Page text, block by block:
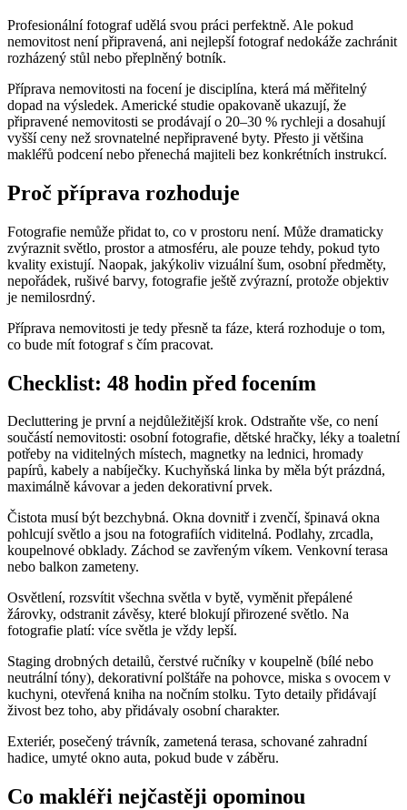
Profesionální fotograf udělá svou práci perfektně. Ale pokud
nemovitost není připravená, ani nejlepší fotograf nedokáže zachránit
rozházený stůl nebo přeplněný botník.
Příprava nemovitosti na focení je disciplína, která má měřitelný
dopad na výsledek. Americké studie opakovaně ukazují, že
připravené nemovitosti se prodávají o 20–30 % rychleji a dosahují
vyšší ceny než srovnatelné nepřipravené byty. Přesto ji většina
makléřů podcení nebo přenechá majiteli bez konkrétních instrukcí.
Proč příprava rozhoduje
Fotografie nemůže přidat to, co v prostoru není. Může dramaticky
zvýraznit světlo, prostor a atmosféru, ale pouze tehdy, pokud tyto
kvality existují. Naopak, jakýkoliv vizuální šum, osobní předměty,
nepořádek, rušivé barvy, fotografie ještě zvýrazní, protože objektiv
je nemilosrdný.
Příprava nemovitosti je tedy přesně ta fáze, která rozhoduje o tom,
co bude mít fotograf s čím pracovat.
Checklist: 48 hodin před focením
Decluttering je první a nejdůležitější krok. Odstraňte vše, co není
součástí nemovitosti: osobní fotografie, dětské hračky, léky a toaletní
potřeby na viditelných místech, magnetky na lednici, hromady
papírů, kabely a nabíječky. Kuchyňská linka by měla být prázdná,
maximálně kávovar a jeden dekorativní prvek.
Čistota musí být bezchybná. Okna dovnitř i zvenčí, špinavá okna
pohlcují světlo a jsou na fotografiích viditelná. Podlahy, zrcadla,
koupelnové obklady. Záchod se zavřeným víkem. Venkovní terasa
nebo balkon zameteny.
Osvětlení, rozsvítit všechna světla v bytě, vyměnit přepálené
žárovky, odstranit závěsy, které blokují přirozené světlo. Na
fotografie platí: více světla je vždy lepší.
Staging drobných detailů, čerstvé ručníky v koupelně (bílé nebo
neutrální tóny), dekorativní polštáře na pohovce, miska s ovocem v
kuchyni, otevřená kniha na nočním stolku. Tyto detaily přidávají
živost bez toho, aby přidávaly osobní charakter.
Exteriér, posečený trávník, zametená terasa, schované zahradní
hadice, umyté okno auta, pokud bude v záběru.
Co makléři nejčastěji opominou